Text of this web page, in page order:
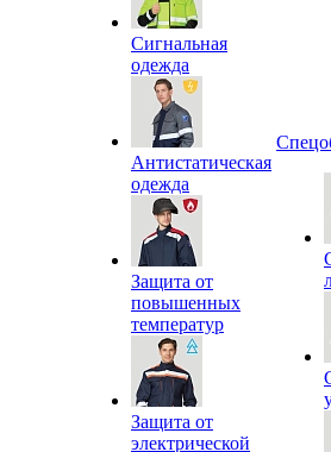
Сигнальная
одежда
Антистатическая
одежда
Защита от
повышенных
температур
Защита от
электрической